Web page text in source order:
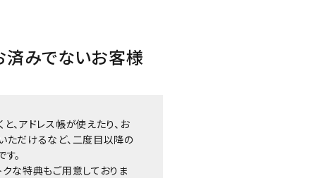
済みでないお客様
、アドレス帳が使えたり、お
ただけるなど、二度目以降の
。
な特典もご用意しておりま